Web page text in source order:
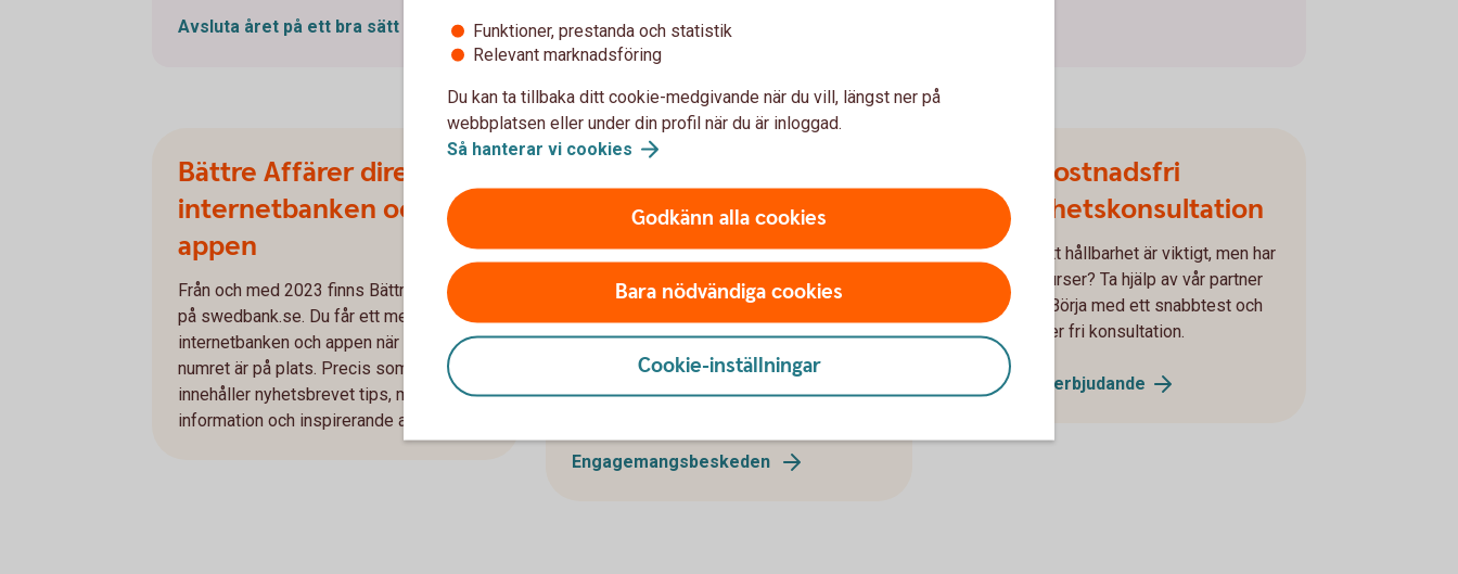
Avsluta året på ett bra sätt
Bättre Affärer direkt i
internetbanken och
appen
Från och med 2023 finns Bättre Affärer
på swedbank.se. Du får ett meddelande i
internetbanken och appen när det nya
numret är på plats. Precis som tidigare
innehåller nyhetsbrevet tips, matnyttig
information och inspirerande artiklar.
kommer i januari
I början av januari finns
engagemangsbeskeden för företag med
bokslut 31 december i internetbanken.
Årsbesked för Swedbank Försäkring,
fonder, värdepapper och Autoplan
skickas under första kvartalet - per e-
Engagemangsbeskeden
Få en kostnadsfri
hållbarhetskonsultation
Tycker du att hållbarhet är viktigt, men har
knappa resurser? Ta hjälp av vår partner
PURE ACT. Börja med ett snabbtest och
få 40 minuter fri konsultation.
PURE ACT erbjudande
Funktioner, prestanda och statistik
Relevant marknadsföring
Du kan ta tillbaka ditt cookie-medgivande när du vill, längst ner på
webbplatsen eller under din profil när du är inloggad.
Så hanterar vi cookies
Godkänn alla cookies
Bara nödvändiga cookies
Cookie-inställningar